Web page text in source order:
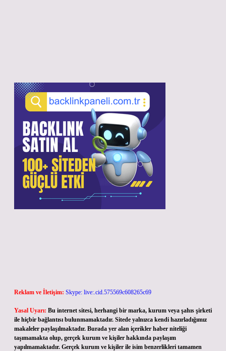
Reklam ve İletişim: Skype: live:.cid.575569c608265c69
Yasal Uyarı: Bu internet sitesi, herhangi bir marka, kurum veya şahıs şirketi
ile hiçbir bağlantısı bulunmamaktadır. Sitede yalnızca kendi hazırladığımız
makaleler paylaşılmaktadır. Burada yer alan içerikler haber niteliği
taşımamakta olup, gerçek kurum ve kişiler hakkında paylaşım
yapılmamaktadır. Gerçek kurum ve kişiler ile isim benzerlikleri tamamen